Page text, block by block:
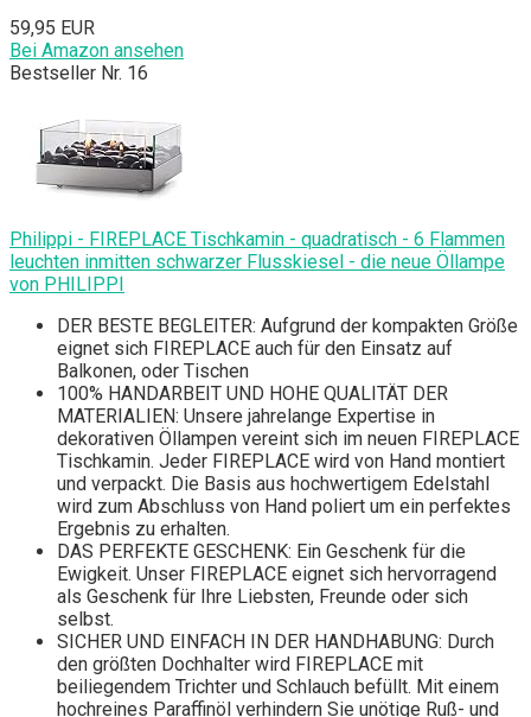
59,95 EUR
Bei Amazon ansehen
Bestseller Nr. 16
Philippi - FIREPLACE Tischkamin - quadratisch - 6 Flammen
leuchten inmitten schwarzer Flusskiesel - die neue Öllampe
von PHILIPPI
DER BESTE BEGLEITER: Aufgrund der kompakten Größe
eignet sich FIREPLACE auch für den Einsatz auf
Balkonen, oder Tischen
100% HANDARBEIT UND HOHE QUALITÄT DER
MATERIALIEN: Unsere jahrelange Expertise in
dekorativen Öllampen vereint sich im neuen FIREPLACE
Tischkamin. Jeder FIREPLACE wird von Hand montiert
und verpackt. Die Basis aus hochwertigem Edelstahl
wird zum Abschluss von Hand poliert um ein perfektes
Ergebnis zu erhalten.
DAS PERFEKTE GESCHENK: Ein Geschenk für die
Ewigkeit. Unser FIREPLACE eignet sich hervorragend
als Geschenk für Ihre Liebsten, Freunde oder sich
selbst.
SICHER UND EINFACH IN DER HANDHABUNG: Durch
den größten Dochhalter wird FIREPLACE mit
beiliegendem Trichter und Schlauch befüllt. Mit einem
hochreines Paraffinöl verhindern Sie unötige Ruß- und